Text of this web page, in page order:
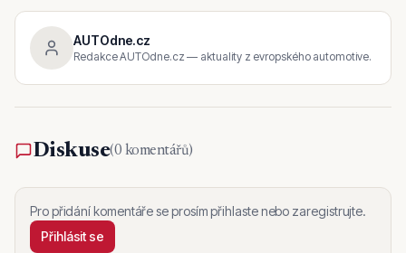
AUTOdne.cz
Redakce AUTOdne.cz — aktuality z evropského automotive.
Diskuse(0 komentářů)
Pro přidání komentáře se prosím přihlaste nebo zaregistrujte.
Přihlásit se